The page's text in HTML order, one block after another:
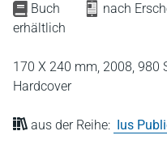
Buch
nach
erhältlich
170 X 240 mm, 2008, 980
Hardcover
aus der Reihe: Ius